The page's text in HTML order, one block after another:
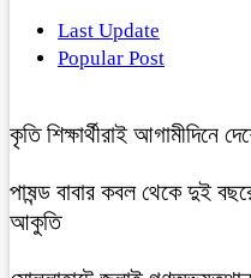
Last Update
Popular Post
কৃতি শিক্ষার্থীরাই আগামীদিনে
পাষন্ড বাবার কবল থেকে দুই
আকুতি